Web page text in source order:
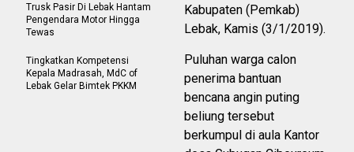
Kabupaten (Pemkab)
Lebak, Kamis (3/1/2019).
Puluhan warga calon
penerima bantuan
bencana angin puting
beliung tersebut
berkumpul di aula Kantor
Trusk Pasir Di Lebak Hantam
Pengendara Motor Hingga
Tewas
Tingkatkan Kompetensi
Kepala Madrasah, MdC of
Lebak Gelar Bimtek PKKM